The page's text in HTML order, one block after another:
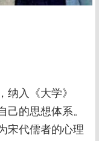
纳入《大学》
己的思想体系。
宋代儒者的心理